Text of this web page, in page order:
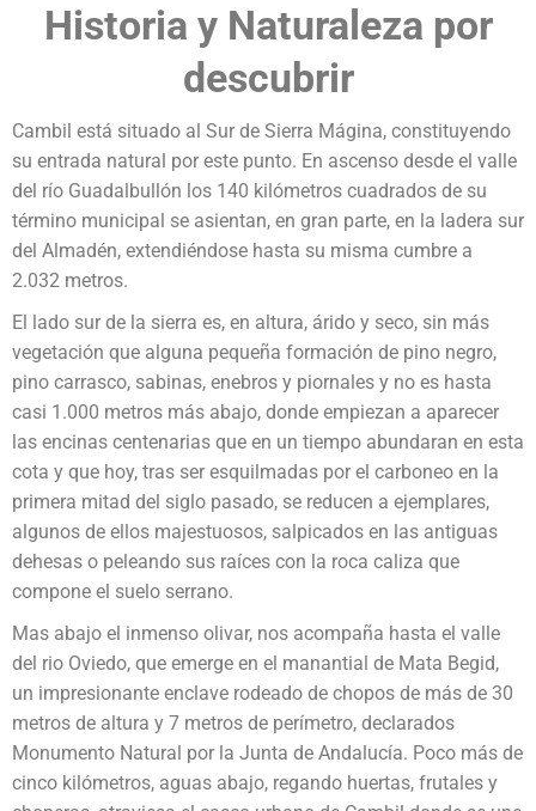
Historia y Naturaleza por
descubrir
Cambil está situado al Sur de Sierra Mágina, constituyendo
su entrada natural por este punto. En ascenso desde el valle
del río Guadalbullón los 140 kilómetros cuadrados de su
término municipal se asientan, en gran parte, en la ladera sur
del Almadén, extendiéndose hasta su misma cumbre a
2.032 metros.
El lado sur de la sierra es, en altura, árido y seco, sin más
vegetación que alguna pequeña formación de pino negro,
pino carrasco, sabinas, enebros y piornales y no es hasta
casi 1.000 metros más abajo, donde empiezan a aparecer
las encinas centenarias que en un tiempo abundaran en esta
cota y que hoy, tras ser esquilmadas por el carboneo en la
primera mitad del siglo pasado, se reducen a ejemplares,
algunos de ellos majestuosos, salpicados en las antiguas
dehesas o peleando sus raíces con la roca caliza que
compone el suelo serrano.
Mas abajo el inmenso olivar, nos acompaña hasta el valle
del rio Oviedo, que emerge en el manantial de Mata Begid,
un impresionante enclave rodeado de chopos de más de 30
metros de altura y 7 metros de perímetro, declarados
Monumento Natural por la Junta de Andalucía. Poco más de
cinco kilómetros, aguas abajo, regando huertas, frutales y